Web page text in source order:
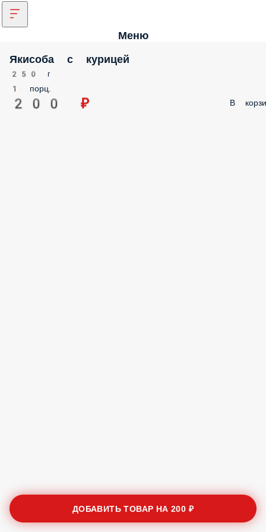
Меню
Якисоба с курицей
250 г
1 порц.
200 ₽ В
ДОБАВИТЬ ТОВАР НА200 ₽